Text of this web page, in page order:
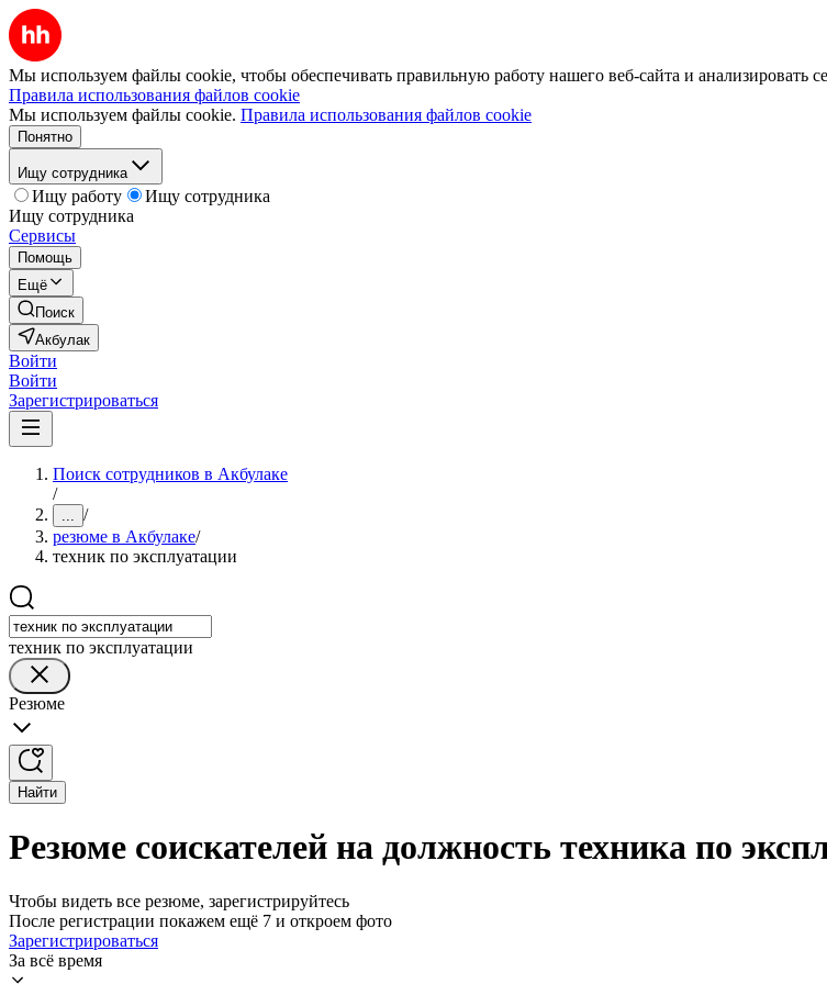
Мы используем файлы cookie, чтобы обеспечивать правильную работу нашего веб-сайта и анализировать
Правила использования файлов cookie
Мы используем файлы cookie. Правила использования файлов cookie
Понятно
Ищу сотрудника
Ищу работу
Ищу сотрудника
Ищу сотрудника
Сервисы
Помощь
Ещё
Поиск
Акбулак
Войти
Войти
Зарегистрироваться
Поиск сотрудников в Акбулаке
/
... /
резюме в Акбулаке/
техник по эксплуатации
техник по эксплуатации
Резюме
Найти
Резюме соискателей на должность техника по
Чтобы видеть все резюме, зарегистрируйтесь
После регистрации покажем ещё 7 и откроем фото
Зарегистрироваться
За всё время